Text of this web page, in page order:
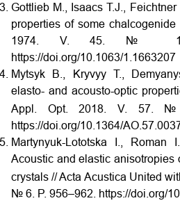
Gottlieb M., Isaacs T.J.,
properties of some chalcogenide
1974. V. 45. № 12.
https://doi.org/10.1063/1.1663207
Mytsyk B., Kryvyy T.,
elasto- and acousto-optic
Appl. Opt. 2018. V. 57. №
https://doi.org/10.1364/
Martynyuk-Lototska I., Roman
Acoustic and elastic anisotropies
crystals // Acta Acustica United
№ 6. P. 956–962. https://doi.org/